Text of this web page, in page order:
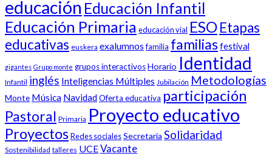
educación Educación Infantil
Educación Primaria educación vial ESOEtapas
educativas euskera exalumnos familia familiasfestival
gigantes Grupo monte grupos interactivosHorario Identidad
Infantil inglés Inteligencias Múltiples Jubilación Metodologías
Monte Música NavidadOferta educativa participación
Pastoral Primaria Proyecto educativo
ProyectosRedes socialesSecretaría Solidaridad
Sostenibilidad talleres UCEVacante